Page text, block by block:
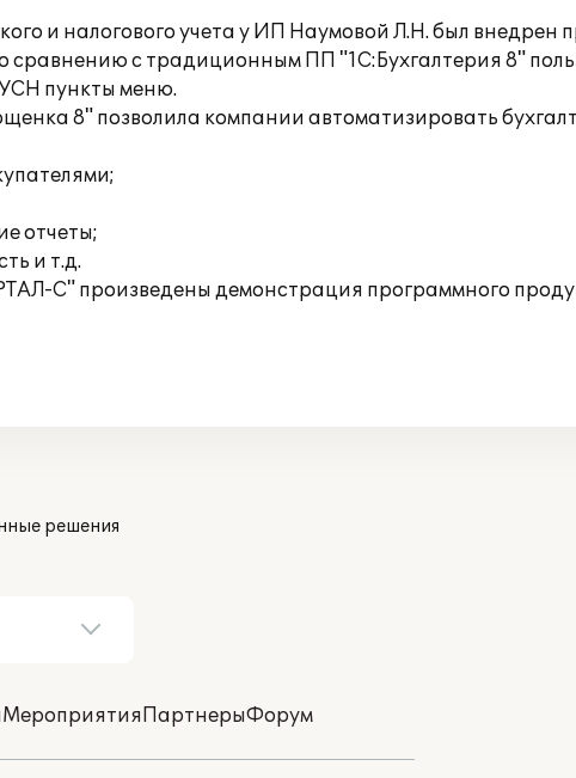
и налогового учета у ИП Наумовой Л.Н. был
сравнению с традиционным ПП "1С:Бухгалтерия 8"
пункты меню.
8" позволила компании автоматизировать
отчеты;
и т.д.
С" произведены демонстрация программного
решения
МероприятияПартнерыФорум